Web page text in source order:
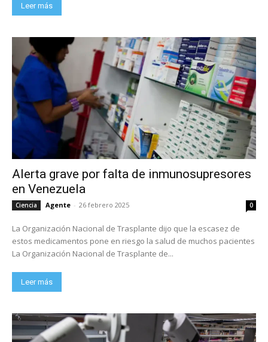
Leer más
Alerta grave por falta de inmunosupresores
en Venezuela
Ciencia Agente - 26 febrero 2025 0
La Organización Nacional de Trasplante dijo que la escasez de
estos medicamentos pone en riesgo la salud de muchos pacientes
La Organización Nacional de Trasplante de...
Leer más